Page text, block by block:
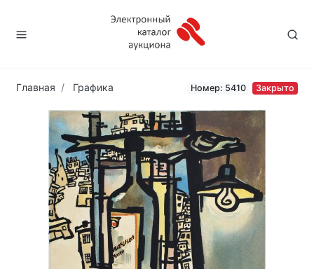
Главная Графика Номер: 5410 Закрыто